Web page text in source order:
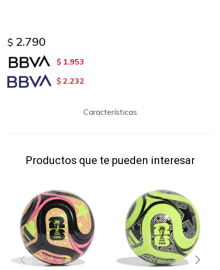
$ 2.790
$ 1.953
$ 2.232
Características
Productos que te pueden interesar